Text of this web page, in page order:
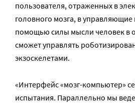
пользователя, отраженных в
головного мозга, в
помощью силы мысли человек в
сможет управлять
экзоскелетами.
«Интерфейс «мозг-компьютер»
испытания. Параллельно мы